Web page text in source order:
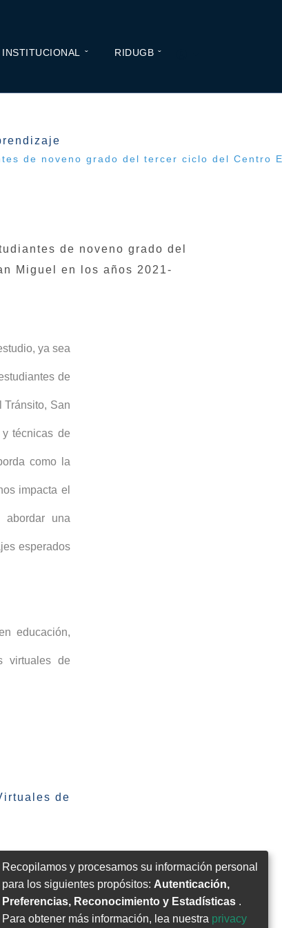
INSTITUCIONAL RIDUGB
de noveno grado del tercer ciclo del
de noveno grado del
Miguel en los años 2021-
ya sea
de
Tránsito, San
técnicas de
como la
impacta el
abordar una
esperados
educación,
virtuales de
de
Recopilamos y procesamos su información personal
para los siguientes propósitos: Autenticación,
Preferencias, Reconocimiento y Estadísticas .
Para obtener más información, lea nuestra privacy